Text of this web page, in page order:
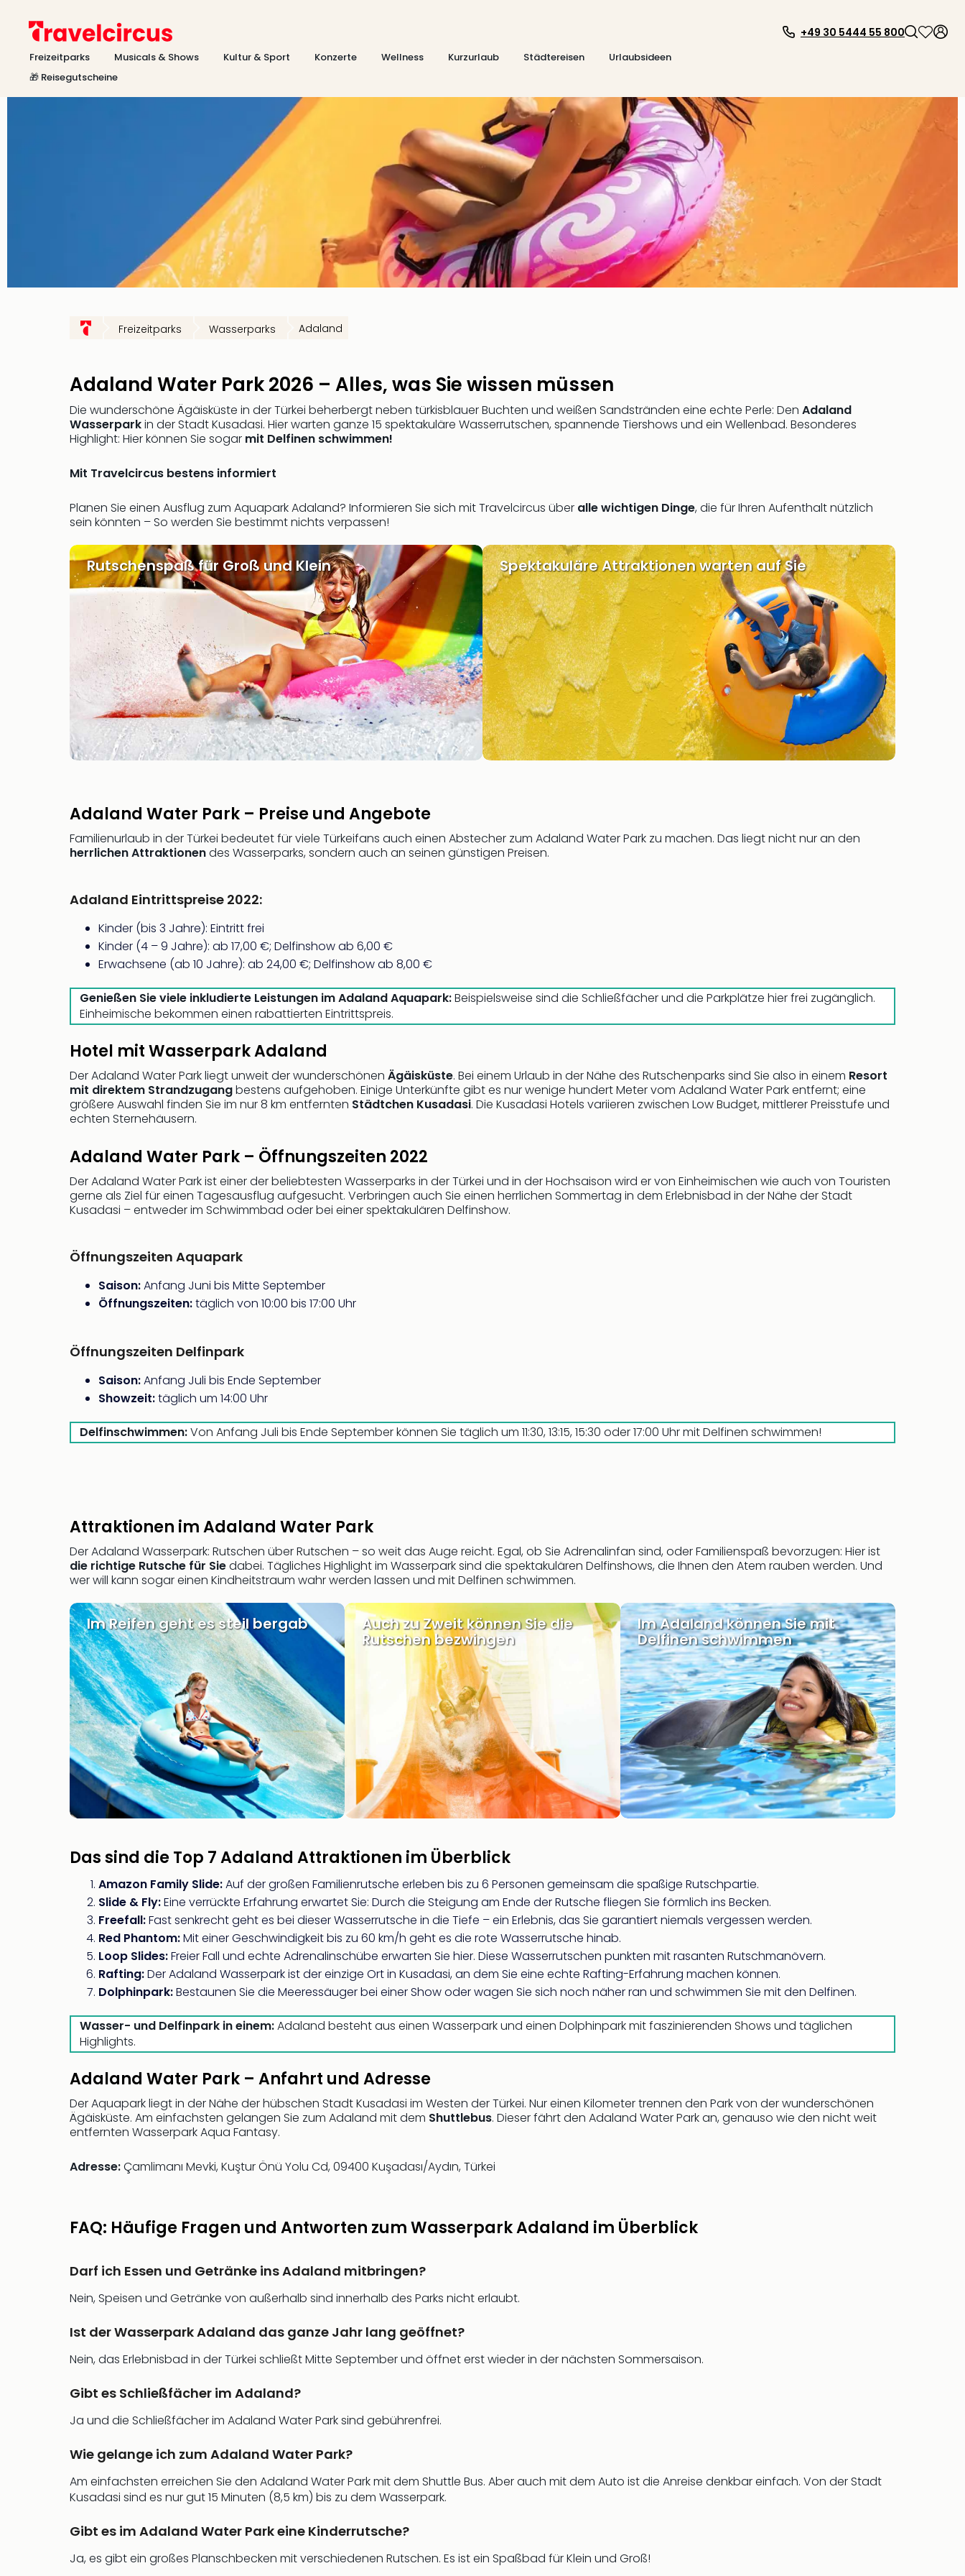
Freizeitparks Musicals & Shows Kultur & Sport Konzerte Wellness Kurzurlaub Städtereisen
Urlaubsideen
🎁 Reisegutscheine
+49 30 5444 55 800
Freizeitparks Wasserparks Adaland
Adaland Water Park 2026 – Alles, was Sie wissen müssen
Die wunderschöne Ägäisküste in der Türkei beherbergt neben türkisblauer Buchten und weißen Sandstränden eine echte Perle: Den Adaland
Wasserparkin der Stadt Kusadasi. Hier warten ganze 15 spektakuläre Wasserrutschen, spannende Tiershows und ein Wellenbad. Besonderes
Highlight: Hier können Sie sogar mit Delfinen schwimmen!
Mit Travelcircus bestens informiert
Planen Sie einen Ausflug zum Aquapark Adaland? Informieren Sie sich mit Travelcircus über alle wichtigen Dinge, die für Ihren Aufenthalt nützlich
sein könnten – So werden Sie bestimmt nichts verpassen!
Rutschenspaß für Groß und Klein Spektakuläre Attraktionen warten auf Sie
Adaland Water Park – Preise und Angebote
Familienurlaub in der Türkei bedeutet für viele Türkeifans auch einen Abstecher zum Adaland Water Park zu machen. Das liegt nicht nur an den
herrlichen Attraktionendes Wasserparks, sondern auch an seinen günstigen Preisen.
Adaland Eintrittspreise 2022:
Kinder (bis 3 Jahre): Eintritt frei
Kinder (4 – 9 Jahre): ab 17,00 €; Delfinshow ab 6,00 €
Erwachsene (ab 10 Jahre): ab 24,00 €; Delfinshow ab 8,00 €
Genießen Sie viele inkludierte Leistungen im Adaland Aquapark:Beispielsweise sind die Schließfächer und die Parkplätze hier frei zugänglich.
Einheimische bekommen einen rabattierten Eintrittspreis.
Hotel mit Wasserpark Adaland
Der Adaland Water Park liegt unweit der wunderschönen Ägäisküste. Bei einem Urlaub in der Nähe des Rutschenparks sind Sie also in einem Resort
mit direktem Strandzugangbestens aufgehoben. Einige Unterkünfte gibt es nur wenige hundert Meter vom Adaland Water Park entfernt; eine
größere Auswahl finden Sie im nur 8 km entfernten Städtchen Kusadasi. Die Kusadasi Hotels variieren zwischen Low Budget, mittlerer Preisstufe und
echten Sternehäusern.
Adaland Water Park – Öffnungszeiten 2022
Der Adaland Water Park ist einer der beliebtesten Wasserparks in der Türkei und in der Hochsaison wird er von Einheimischen wie auch von Touristen
gerne als Ziel für einen Tagesausflug aufgesucht. Verbringen auch Sie einen herrlichen Sommertag in dem Erlebnisbad in der Nähe der Stadt
Kusadasi – entweder im Schwimmbad oder bei einer spektakulären Delfinshow.
Öffnungszeiten Aquapark
Saison:Anfang Juni bis Mitte September
Öffnungszeiten:täglich von 10:00 bis 17:00 Uhr
Öffnungszeiten Delfinpark
Saison:Anfang Juli bis Ende September
Showzeit:täglich um 14:00 Uhr
Delfinschwimmen:Von Anfang Juli bis Ende September können Sie täglich um 11:30, 13:15, 15:30 oder 17:00 Uhr mit Delfinen schwimmen!
Attraktionen im Adaland Water Park
Der Adaland Wasserpark: Rutschen über Rutschen – so weit das Auge reicht. Egal, ob Sie Adrenalinfan sind, oder Familienspaß bevorzugen: Hier ist
die richtige Rutsche für Siedabei. Tägliches Highlight im Wasserpark sind die spektakulären Delfinshows, die Ihnen den Atem rauben werden. Und
wer will kann sogar einen Kindheitstraum wahr werden lassen und mit Delfinen schwimmen.
Im Reifen geht es steil bergab Auch zu Zweit können Sie die
Rutschen bezwingen
Im Adaland können Sie mit
Delfinen schwimmen
Das sind die Top 7 Adaland Attraktionen im Überblick
Amazon Family Slide:Auf der großen Familienrutsche erleben bis zu 6 Personen gemeinsam die spaßige Rutschpartie.
Slide & Fly:Eine verrückte Erfahrung erwartet Sie: Durch die Steigung am Ende der Rutsche fliegen Sie förmlich ins Becken.
Freefall:Fast senkrecht geht es bei dieser Wasserrutsche in die Tiefe – ein Erlebnis, das Sie garantiert niemals vergessen werden.
Red Phantom:Mit einer Geschwindigkeit bis zu 60 km/h geht es die rote Wasserrutsche hinab.
Loop Slides:Freier Fall und echte Adrenalinschübe erwarten Sie hier. Diese Wasserrutschen punkten mit rasanten Rutschmanövern.
Rafting:Der Adaland Wasserpark ist der einzige Ort in Kusadasi, an dem Sie eine echte Rafting-Erfahrung machen können.
Dolphinpark:Bestaunen Sie die Meeressäuger bei einer Show oder wagen Sie sich noch näher ran und schwimmen Sie mit den Delfinen.
Wasser- und Delfinpark in einem:Adaland besteht aus einen Wasserpark und einen Dolphinpark mit faszinierenden Shows und täglichen
Highlights.
Adaland Water Park – Anfahrt und Adresse
Der Aquapark liegt in der Nähe der hübschen Stadt Kusadasi im Westen der Türkei. Nur einen Kilometer trennen den Park von der wunderschönen
Ägäisküste. Am einfachsten gelangen Sie zum Adaland mit dem Shuttlebus. Dieser fährt den Adaland Water Park an, genauso wie den nicht weit
entfernten Wasserpark Aqua Fantasy.
Adresse:Çamlimanı Mevki, Kuştur Önü Yolu Cd, 09400 Kuşadası/Aydın, Türkei
FAQ: Häufige Fragen und Antworten zum Wasserpark Adaland im Überblick
Darf ich Essen und Getränke ins Adaland mitbringen?
Nein, Speisen und Getränke von außerhalb sind innerhalb des Parks nicht erlaubt.
Ist der Wasserpark Adaland das ganze Jahr lang geöffnet?
Nein, das Erlebnisbad in der Türkei schließt Mitte September und öffnet erst wieder in der nächsten Sommersaison.
Gibt es Schließfächer im Adaland?
Ja und die Schließfächer im Adaland Water Park sind gebührenfrei.
Wie gelange ich zum Adaland Water Park?
Am einfachsten erreichen Sie den Adaland Water Park mit dem Shuttle Bus. Aber auch mit dem Auto ist die Anreise denkbar einfach. Von der Stadt
Kusadasi sind es nur gut 15 Minuten (8,5 km) bis zu dem Wasserpark.
Gibt es im Adaland Water Park eine Kinderrutsche?
Ja, es gibt ein großes Planschbecken mit verschiedenen Rutschen. Es ist ein Spaßbad für Klein und Groß!